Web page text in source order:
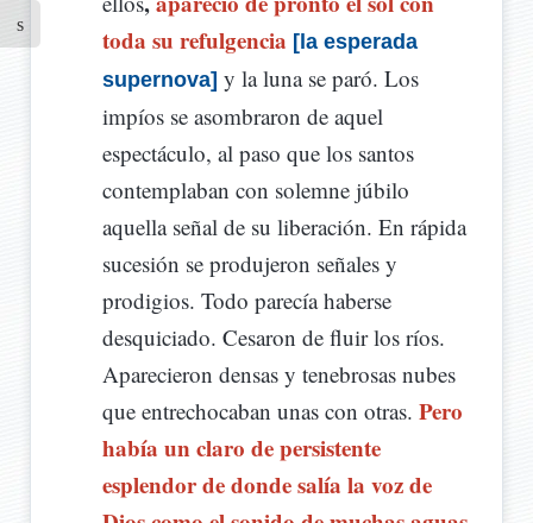
toda su refulgencia [la esperada
supernova] y la luna se paró. Los
impíos se asombraron de aquel
espectáculo, al paso que los santos
contemplaban con solemne júbilo
aquella señal de su liberación. En rápida
sucesión se produjeron señales y
prodigios. Todo parecía haberse
desquiciado. Cesaron de fluir los ríos.
Aparecieron densas y tenebrosas nubes
que entrechocaban unas con otras. Pero
había un claro de persistente
esplendor de donde salía la voz de